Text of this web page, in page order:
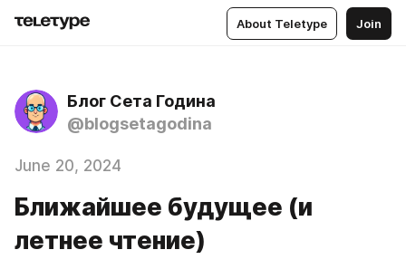
About Teletype Join
Блог Сета Година
@blogsetagodina
June 20, 2024
Ближайшее будущее (и
летнее чтение)